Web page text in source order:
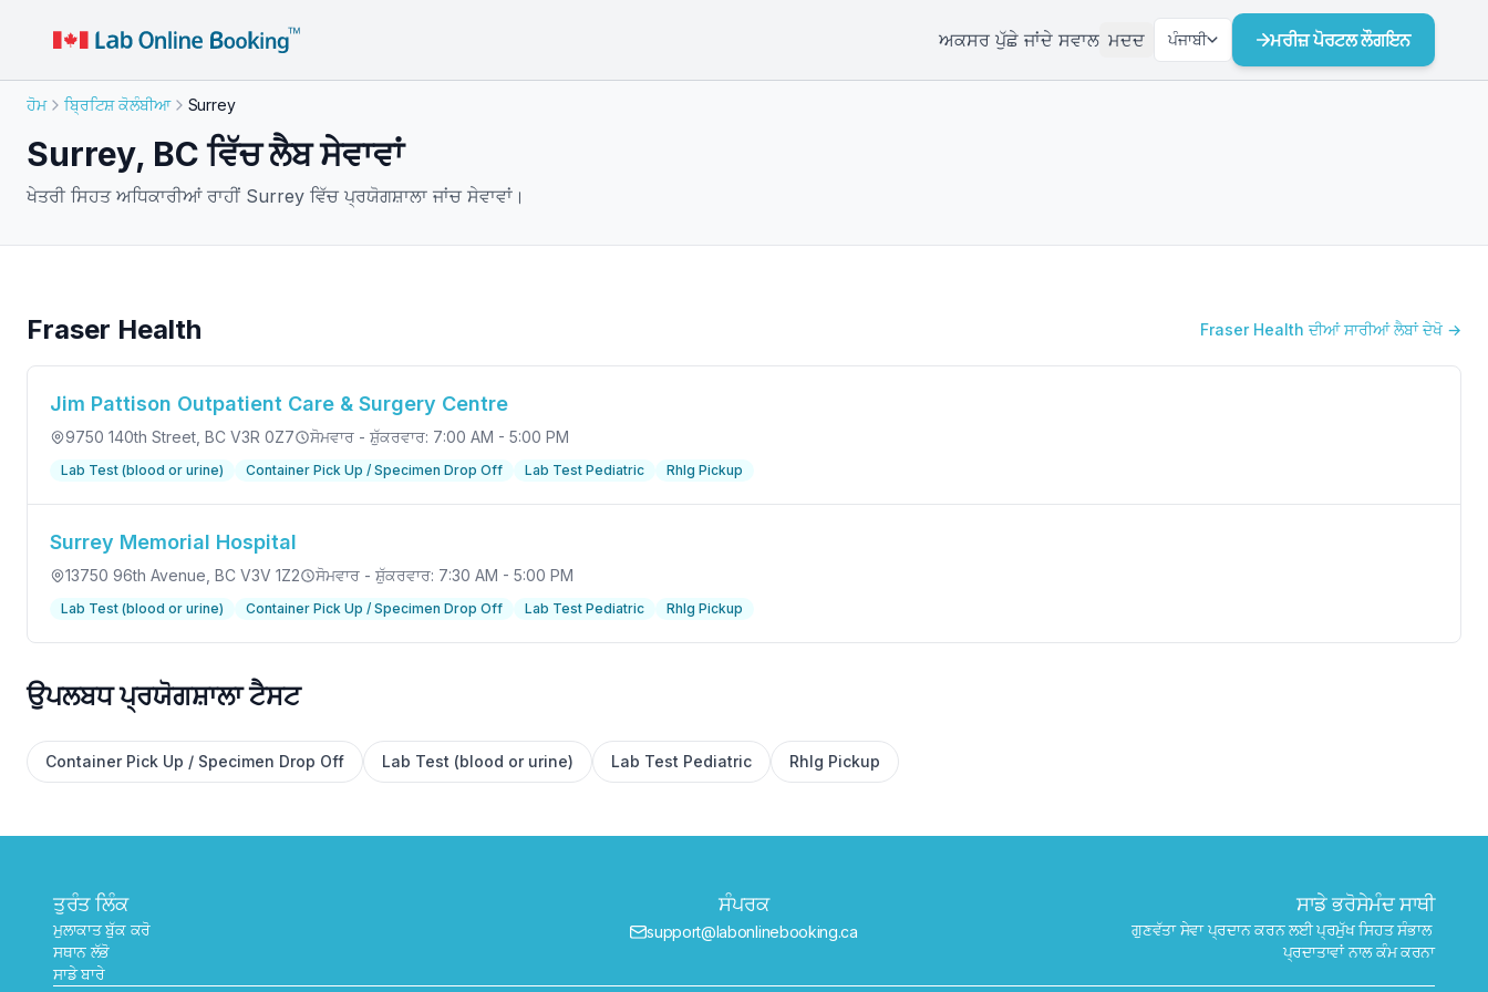
ਅਕਸਰ ਪੁੱਛੇ ਜਾਂਦੇ ਸਵਾਲ ਮਦਦ ਪੰਜਾਬੀ ਮਰੀਜ਼ ਪੋਰਟਲ ਲੌਗਇਨ
ਹੋਮ ਬ੍ਰਿਟਿਸ਼ ਕੋਲੰਬੀਆ Surrey
Surrey, BC ਵਿੱਚ ਲੈਬ ਸੇਵਾਵਾਂ
ਖੇਤਰੀ ਸਿਹਤ ਅਧਿਕਾਰੀਆਂ ਰਾਹੀਂ Surrey ਵਿੱਚ ਪ੍ਰਯੋਗਸ਼ਾਲਾ ਜਾਂਚ ਸੇਵਾਵਾਂ।
Fraser Health Fraser Health ਦੀਆਂ ਸਾਰੀਆਂ ਲੈਬਾਂ ਦੇਖੋ →
Jim Pattison Outpatient Care & Surgery Centre
9750 140th Street , BC V3R 0Z7 ਸੋਮਵਾਰ - ਸ਼ੁੱਕਰਵਾਰ: 7:00 AM - 5:00 PM
Lab Test (blood or urine) Container Pick Up / Specimen Drop Off Lab Test Pediatric RhIg Pickup
Surrey Memorial Hospital
13750 96th Avenue , BC V3V 1Z2 ਸੋਮਵਾਰ - ਸ਼ੁੱਕਰਵਾਰ: 7:30 AM - 5:00 PM
Lab Test (blood or urine) Container Pick Up / Specimen Drop Off Lab Test Pediatric RhIg Pickup
ਉਪਲਬਧ ਪ੍ਰਯੋਗਸ਼ਾਲਾ ਟੈਸਟ
Container Pick Up / Specimen Drop Off Lab Test (blood or urine) Lab Test Pediatric RhIg Pickup
ਤੁਰੰਤ ਲਿੰਕ
ਮੁਲਾਕਾਤ ਬੁੱਕ ਕਰੋ
ਸਥਾਨ ਲੱਭੋ
ਸਾਡੇ ਬਾਰੇ
ਸੰਪਰਕ
support@labonlinebooking.ca
ਸਾਡੇ ਭਰੋਸੇਮੰਦ ਸਾਥੀ
ਗੁਣਵੱਤਾ ਸੇਵਾ ਪ੍ਰਦਾਨ ਕਰਨ ਲਈ ਪ੍ਰਮੁੱਖ ਸਿਹਤ ਸੰਭਾਲ
ਪ੍ਰਦਾਤਾਵਾਂ ਨਾਲ ਕੰਮ ਕਰਨਾ
✕